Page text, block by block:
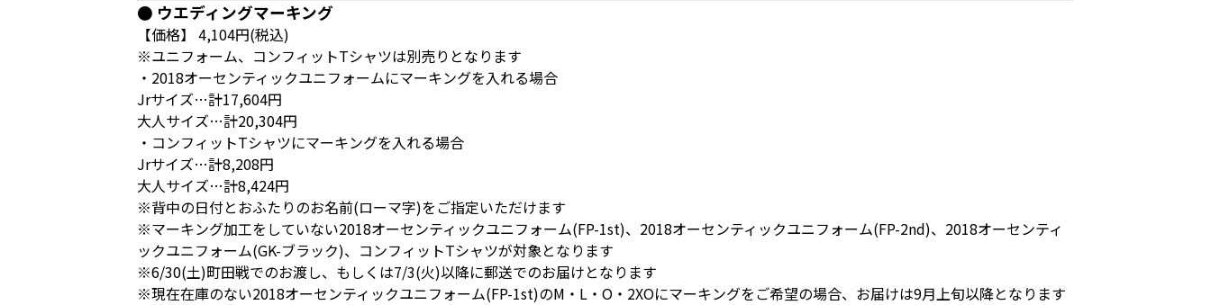
● ウエディングマーキング
【価格】 4,104円(税込)
※ユニフォーム、コンフィットTシャツは別売りとなります
・2018オーセンティックユニフォームにマーキングを入れる場合
Jrサイズ…計17,604円
大人サイズ…計20,304円
・コンフィットTシャツにマーキングを入れる場合
Jrサイズ…計8,208円
大人サイズ…計8,424円
※背中の日付とおふたりのお名前(ローマ字)をご指定いただけます
※マーキング加工をしていない2018オーセンティックユニフォーム(FP-1st)、2018オーセンティックユニフォーム(FP-2nd)、2018オーセンティ
ックユニフォーム(GK-ブラック)、コンフィットTシャツが対象となります
※6/30(土)町田戦でのお渡し、もしくは7/3(火)以降に郵送でのお届けとなります
※現在在庫のない2018オーセンティックユニフォーム(FP-1st)のM・L・O・2XOにマーキングをご希望の場合、お届けは9月上旬以降となります